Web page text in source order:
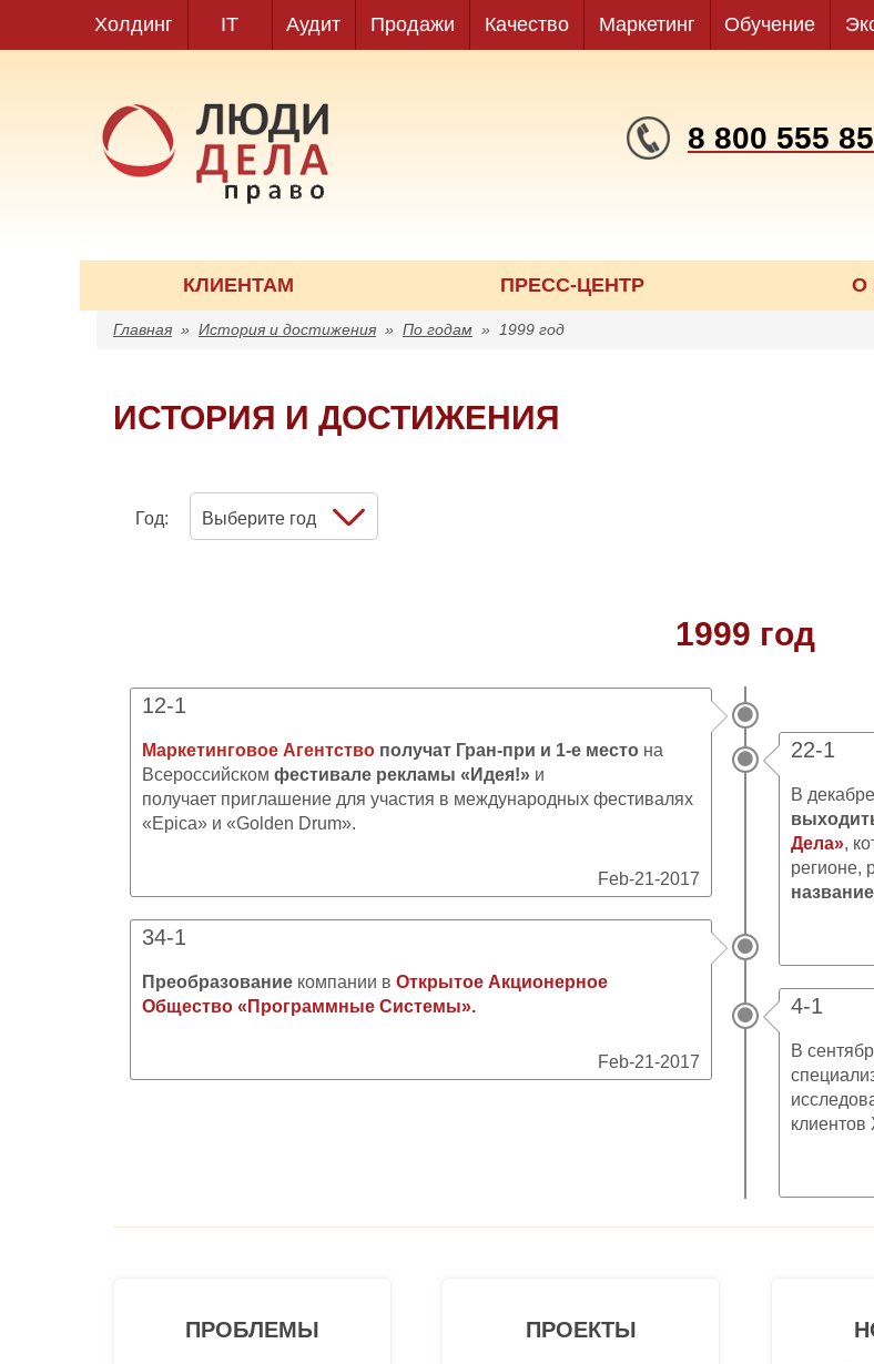
Холдинг IT Аудит Продажи Качество Маркетинг Обучение
8 800 555
КЛИЕНТАМ ПРЕСС-ЦЕНТР О
Главная » История и достижения » По годам » 1999 год
ИСТОРИЯ И ДОСТИЖЕНИЯ
Год: Выберите год
1999 год
12-1
Маркетинговое Агентство получат Гран-при и 1-е место на
Всероссийском фестивале рекламы «Идея!» и
получает приглашение для участия в международных фестивалях
«Epica» и «Golden Drum».
Feb-21-2017
22-1
В
Дела»,
регионе,
34-1
Преобразование компании в Открытое Акционерное
Общество «Программные Системы».
Feb-21-2017
4-1
В
клиентов
ПРОБЛЕМЫ ПРОЕКТЫ